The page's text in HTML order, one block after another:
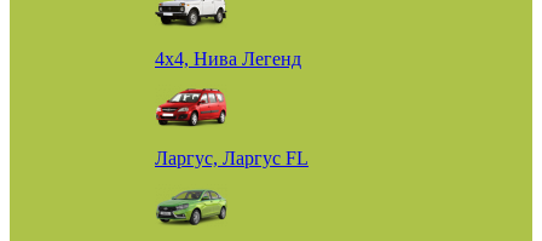
4х4, Нива Легенд
Ларгус, Ларгус FL